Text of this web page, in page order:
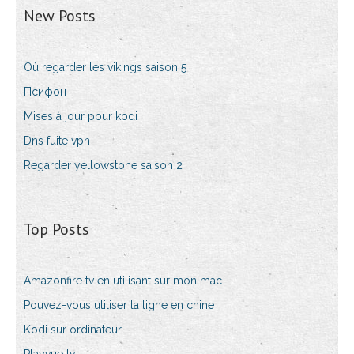
New Posts
Où regarder les vikings saison 5
Псифон
Mises à jour pour kodi
Dns fuite vpn
Regarder yellowstone saison 2
Top Posts
Amazonfire tv en utilisant sur mon mac
Pouvez-vous utiliser la ligne en chine
Kodi sur ordinateur